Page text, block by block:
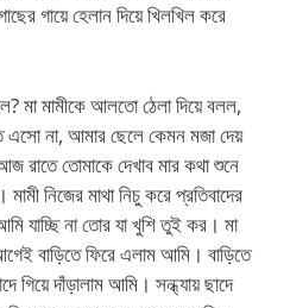
গায়ে হেলান দিয়ে খিলখিল করে
মা মামীকে আলতো ঠেলা দিয়ে বলল,
এসো না, আমার ছেলে কেমন মজা দেয়
তোমাকে দেখাব মার কথা শুনে
নিজের মাথা নিচু করে প্রতিবাদের
যাচ্ছি না তোর যা খুশি তুই কর। মা
বাড়িতে ফিরে এলাম আমি। বাড়িতে
গিয়ে দাঁড়ালাম আমি। সন্ধ্যায় ছাদে